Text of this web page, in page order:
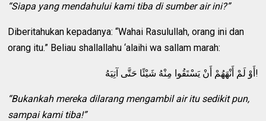
“Siapa yang mendahului kami tiba di sumber air ini?”
Diberitahukan kepadanya: “Wahai Rasulullah, orang ini dan
orang itu.” Beliau shallallahu ‘alaihi wa sallam marah:
أَوْ لَمْ أَنْهَهُمْ أَنْ يَسْتَقُوا مِنْهُ شَيْئًا حَتَّى آتِيَهُ!
“Bukankah mereka dilarang mengambil air itu sedikit pun,
sampai kami tiba!”